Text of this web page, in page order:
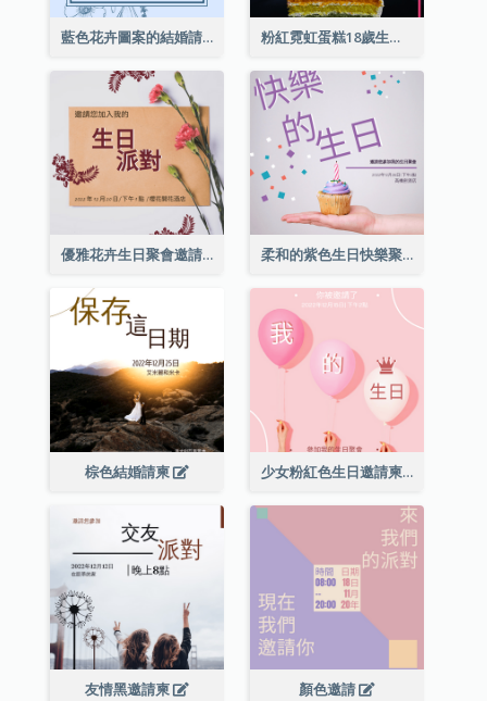
藍色花卉圖案的結婚請柬 粉紅霓虹蛋糕18歲生日請柬
優雅花卉生日聚會邀請函 柔和的紫色生日快樂聚會請柬
棕色結婚請柬 少女粉紅色生日邀請柬
友情黑邀請柬 顏色邀請